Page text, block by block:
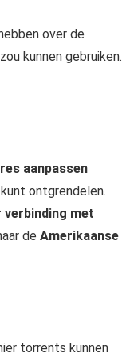
over de
kunnen gebruiken.
aanpassen
ontgrendelen.
verbinding met
de Amerikaanse
torrents kunnen